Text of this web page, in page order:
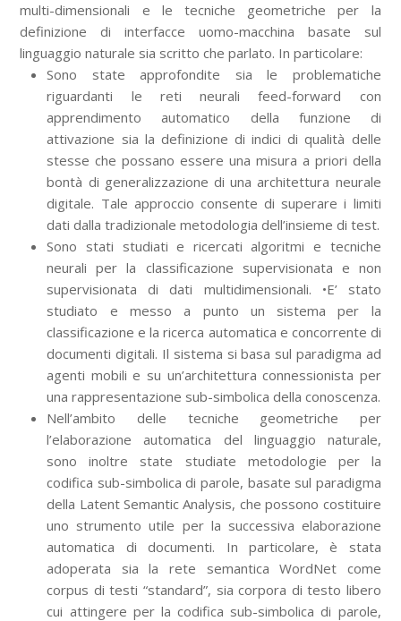
multi-dimensionali e le tecniche geometriche per la
definizione di interfacce uomo-macchina basate sul
linguaggio naturale sia scritto che parlato. In particolare:
Sono state approfondite sia le problematiche
riguardanti le reti neurali feed-forward con
apprendimento automatico della funzione di
attivazione sia la definizione di indici di qualità delle
stesse che possano essere una misura a priori della
bontà di generalizzazione di una architettura neurale
digitale. Tale approccio consente di superare i limiti
dati dalla tradizionale metodologia dell’insieme di test.
Sono stati studiati e ricercati algoritmi e tecniche
neurali per la classificazione supervisionata e non
supervisionata di dati multidimensionali. •E’ stato
studiato e messo a punto un sistema per la
classificazione e la ricerca automatica e concorrente di
documenti digitali. Il sistema si basa sul paradigma ad
agenti mobili e su un’architettura connessionista per
una rappresentazione sub-simbolica della conoscenza.
Nell’ambito delle tecniche geometriche per
l’elaborazione automatica del linguaggio naturale,
sono inoltre state studiate metodologie per la
codifica sub-simbolica di parole, basate sul paradigma
della Latent Semantic Analysis, che possono costituire
uno strumento utile per la successiva elaborazione
automatica di documenti. In particolare, è stata
adoperata sia la rete semantica WordNet come
corpus di testi “standard”, sia corpora di testo libero
cui attingere per la codifica sub-simbolica di parole,